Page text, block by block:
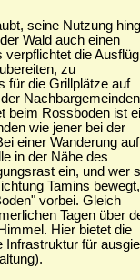
seine Nutzung
Wald auch einen
verpflichtet die
zu
für die Grillplätze auf
beim Rossboden ist
wie jener bei der
einer Wanderung auf
in der Nähe des
ein, und wer
Tamins bewegt,
vorbei. Gleich
Tagen über
Hier bietet die
für